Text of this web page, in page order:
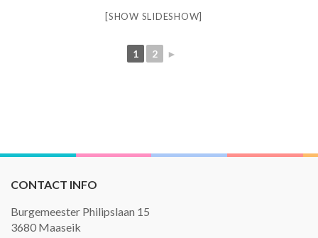
[SHOW SLIDESHOW]
1 2 ►
CONTACT INFO
Burgemeester Philipslaan 15
3680 Maaseik